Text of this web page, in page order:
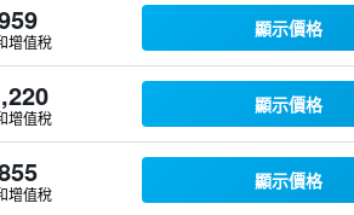
增值稅
顯示價格
增值稅
顯示價格
增值稅
顯示價格